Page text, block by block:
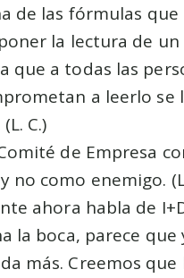
de las fórmulas
la lectura de
que a todas las
a leerlo se
C.)
de Empresa
no como enemigo.
ahora habla de
la boca, parece que
más. Creemos que